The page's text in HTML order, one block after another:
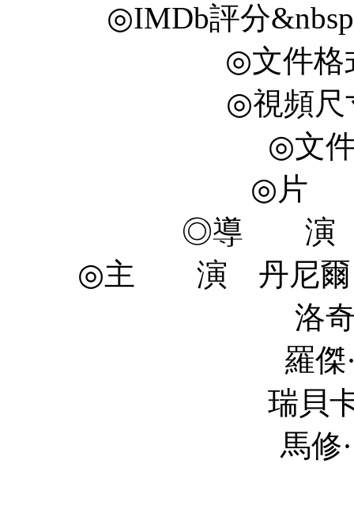
◎IMDb評分
◎文件
◎視頻尺
◎文
◎片
◎導 演
◎主 演 丹尼爾·庫
洛奇林·莫
羅傑·R.克
瑞貝卡·馬紹
馬修·哈裡